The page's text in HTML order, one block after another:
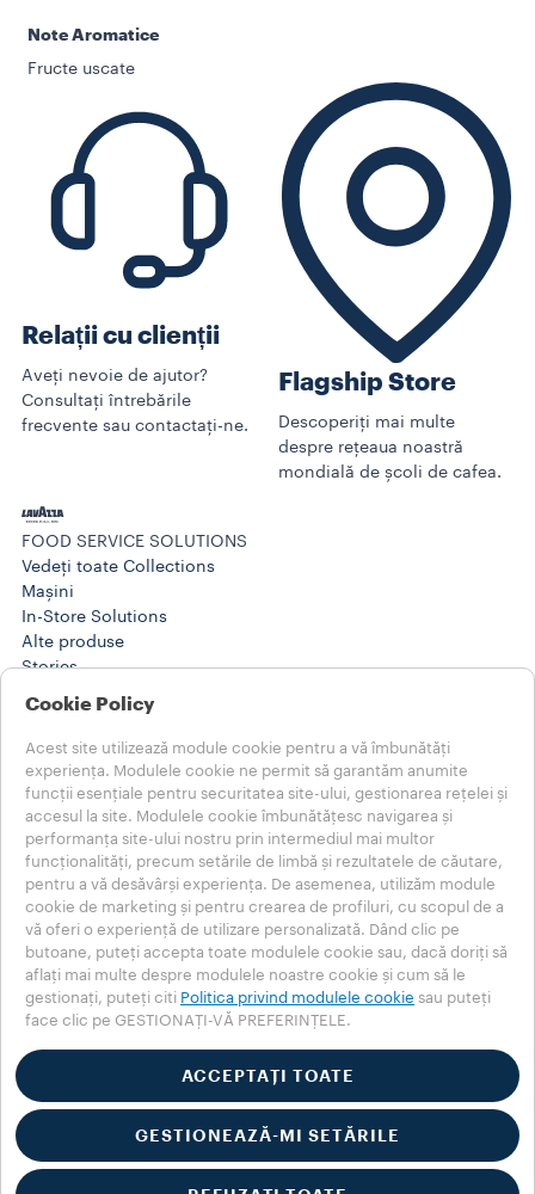
Note Aromatice
Fructe uscate
Relații cu clienții
Aveți nevoie de ajutor?
Consultați întrebările
frecvente sau contactați-ne.
Flagship Store
Descoperiți mai multe
despre rețeaua noastră
mondială de școli de cafea.
FOOD SERVICE SOLUTIONS
Vedeți toate Collections
Mașini
In-Store Solutions
Alte produse
Stories
Training Center
@WORK SOLUTIONS
Produse
Stories
AJUTOR
ÎNTREBĂRI FRECVENTE
Contactați-ne
Note Legale
Termeni de folosire
Alegeți-vă țara
ROMÂNIA
ROMÂNIA
ALTE ȚĂRI
Politica de confidențialitate
Politica privind modulele cookie
© 2025 LUIGI LAVAZZA SPA – Toate drepturile rezervate – Nr.
Cookie Policy
Acest site utilizează module cookie pentru a vă îmbunătăți
experiența. Modulele cookie ne permit să garantăm anumite
funcții esențiale pentru securitatea site-ului, gestionarea rețelei și
accesul la site. Modulele cookie îmbunătățesc navigarea și
performanța site-ului nostru prin intermediul mai multor
funcționalități, precum setările de limbă și rezultatele de căutare,
pentru a vă desăvârși experiența. De asemenea, utilizăm module
cookie de marketing și pentru crearea de profiluri, cu scopul de a
vă oferi o experiență de utilizare personalizată. Dând clic pe
butoane, puteți accepta toate modulele cookie sau, dacă doriți să
aflați mai multe despre modulele noastre cookie și cum să le
gestionați, puteți citi Politica privind modulele cookie sau puteți
face clic pe GESTIONAȚI-VĂ PREFERINȚELE.
ACCEPTAȚI TOATE
GESTIONEAZĂ-MI SETĂRILE